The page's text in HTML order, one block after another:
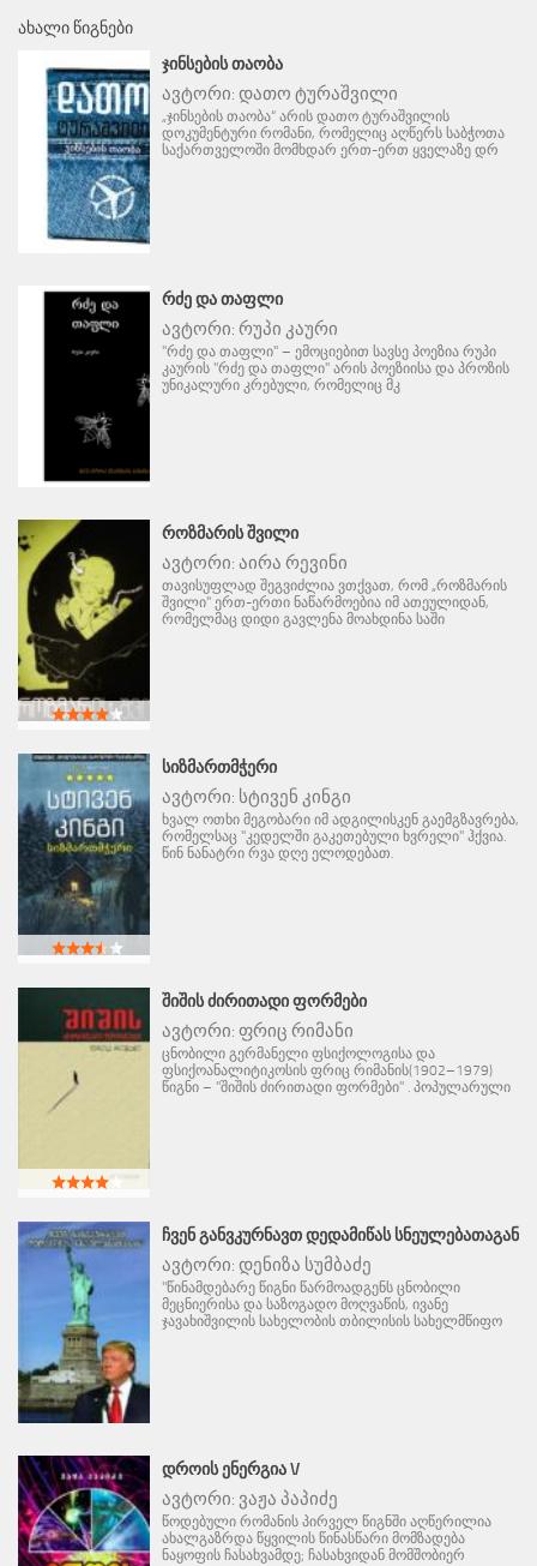
ᲐᲮᲐᲚᲘ ᲬᲘᲒᲜᲔᲑᲘ
ᲯᲘᲜᲡᲔᲑᲘᲡ ᲗᲐᲝᲑᲐ
ავტორი: დათო ტურაშვილი
„ჯინსების თაობა“ არის დათო ტურაშვილის
დოკუმენტური რომანი, რომელიც აღწერს საბჭოთა
საქართველოში მომხდარ ერთ-ერთ ყველაზე დრ
ᲠᲫᲔ ᲓᲐ ᲗᲐᲤᲚᲘ
ავტორი: რუპი კაური
"რძე და თაფლი" – ემოციებით სავსე პოეზია რუპი
კაურის "რძე და თაფლი" არის პოეზიისა და პროზის
უნიკალური კრებული, რომელიც მკ
ᲠᲝᲖᲛᲐᲠᲘᲡ ᲨᲕᲘᲚᲘ
ავტორი: აირა რევინი
თავისუფლად შეგვიძლია ვთქვათ, რომ „როზმარის
შვილი" ერთ-ერთი ნაწარმოებია იმ ათეულიდან,
რომელმაც დიდი გავლენა მოახდინა საში
ᲡᲘᲖᲛᲐᲠᲗᲛᲭᲔᲠᲘ
ავტორი: სტივენ კინგი
ხვალ ოთხი მეგობარი იმ ადგილისკენ გაემგზავრება,
რომელსაც "კედელში გაკეთებული ხვრელი" ჰქვია.
წინ ნანატრი რვა დღე ელოდებათ.
ᲨᲘᲨᲘᲡ ᲫᲘᲠᲘᲗᲐᲓᲘ ᲤᲝᲠᲛᲔᲑᲘ
ავტორი: ფრიც რიმანი
ცნობილი გერმანელი ფსიქოლოგისა და
ფსიქოანალიტიკოსის ფრიც რიმანის(1902–1979)
წიგნი – "შიშის ძირითადი ფორმები" . პოპულარული
ᲩᲕᲔᲜ ᲒᲐᲜᲕᲙᲣᲠᲜᲐᲕᲗ ᲓᲔᲓᲐᲛᲘᲬᲐᲡ ᲡᲜᲔᲣᲚᲔᲑᲐᲗᲐᲒᲐᲜ
ავტორი: დენიზა სუმბაძე
"წინამდებარე წიგნი წარმოადგენს ცნობილი
მეცნიერისა და საზოგადო მოღვაწის, ივანე
ჯავახიშვილის სახელობის თბილისის სახელმწიფო
ᲓᲠᲝᲘᲡ ᲔᲜᲔᲠᲒᲘᲐ V
ავტორი: ვაჟა პაპიძე
წოდებული რომანის პირველ წიგნში აღწერილია
ახალგაზრდა წყვილის წინასწარი მომზადება
ნაყოფის ჩასახვამდე; ჩასახვიდან მომშობიერ